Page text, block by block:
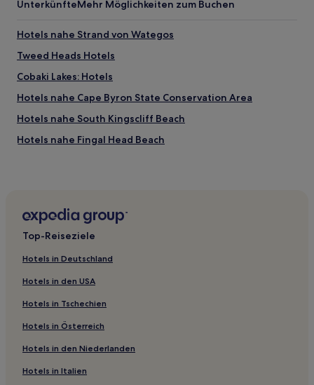
UnterkünfteMehr Möglichkeiten zum Buchen
Hotels nahe Strand von Wategos
Tweed Heads Hotels
Cobaki Lakes: Hotels
Hotels nahe Cape Byron State Conservation Area
Hotels nahe South Kingscliff Beach
Hotels nahe Fingal Head Beach
Tweed Heads South: Hotels
Wooyung: Hotels
Hotels nahe Main Beach
Banora Point: Hotels
Yelgun Hotels
Lismore City: Hotels
Carool: Hotels
Cape Byron State Conservation Hotels
Top-Reiseziele
Hotels in Deutschland
Hotels in den USA
Hotels in Tschechien
Hotels in Österreich
Hotels in den Niederlanden
Hotels in Italien